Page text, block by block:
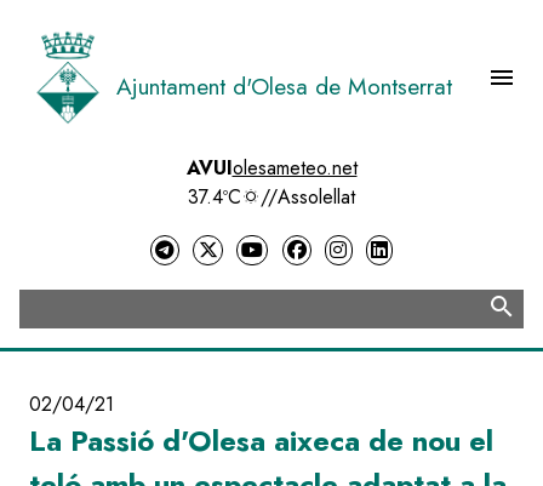
contingut
Ajuntament d'Olesa de Montserrat menu
AVUIolesameteo.net
37.4ºC
//Assolellat
search
02/04/21
La Passió d'Olesa aixeca de nou el